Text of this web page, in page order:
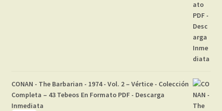
CONAN - The Barbarian - 1974 - Vol. 2 – Vértice - Colección
Completa – 43 Tebeos En Formato PDF - Descarga
Inmediata